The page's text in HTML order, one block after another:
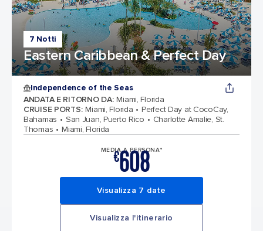
7 Notti
Eastern Caribbean & Perfect Day
Independence of the Seas
ANDATA E RITORNO DA: Miami, Florida
CRUISE PORTS: Miami, Florida
Perfect Day at CocoCay,
Bahamas
San Juan, Puerto Rico
Charlotte Amalie, St.
Thomas
Miami, Florida
MEDIA A PERSONA*
€608
Visualizza 7 date
Visualizza l'itinerario